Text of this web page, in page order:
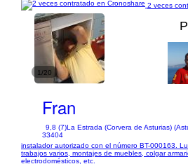
2 veces
1/20
Fran
9,8 (7)La Estrada (Corvera de Asturias)
33404
instalador autorizado con el número BT-000163.
trabajos varios, montajes de muebles, colgar
electrodomésticos, etc.